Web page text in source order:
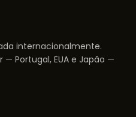
internacionalmente.
Portugal, EUA e Japão —